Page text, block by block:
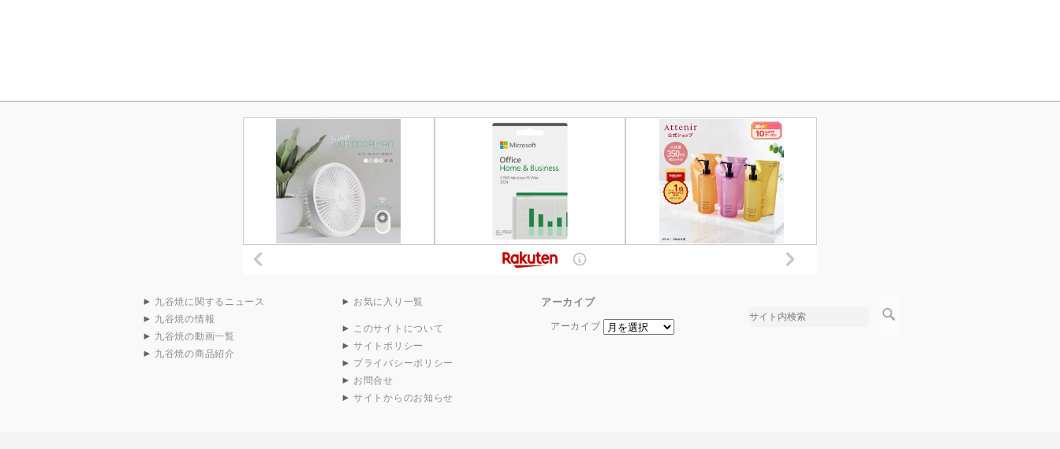
九谷焼に関するニュース
九谷焼の情報
九谷焼の動画一覧
九谷焼の商品紹介
お気に入り一覧
このサイトについて
サイトポリシー
プライバシーポリシー
お問合せ
サイトからのお知らせ
アーカイブ
アーカイブ